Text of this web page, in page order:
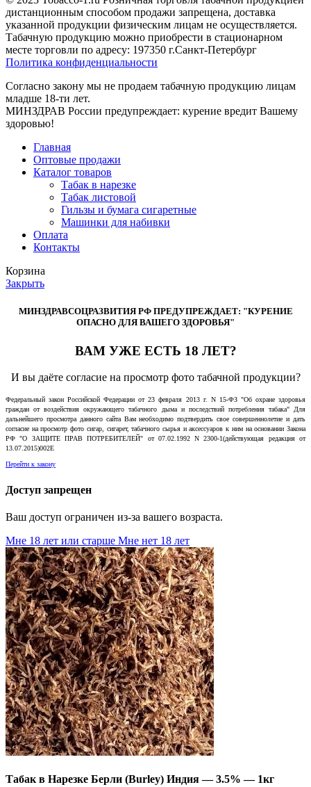
дистанционным способом продажи запрещена, доставка
указанной продукции физическим лицам не осуществляется.
Табачную продукцию можно приобрести в стационарном
месте торговли по адресу: 197350 г.Санкт-Петербург
Политика конфиденциальности
Согласно закону мы не продаем табачную продукцию лицам
младше 18-ти лет.
МИНЗДРАВ России предупреждает: курение вредит Вашему
здоровью!
Главная
Оптовые продажи
Каталог товаров
Табак в нарезке
Табак листовой
Гильзы и бумага сигаретные
Машинки для набивки
Оплата
Контакты
Корзина
Закрыть
МИНЗДРАВСОЦРАЗВИТИЯ РФ ПРЕДУПРЕЖДАЕТ: "КУРЕНИЕ
ОПАСНО ДЛЯ ВАШЕГО ЗДОРОВЬЯ"
ВАМ УЖЕ ЕСТЬ 18 ЛЕТ?
И вы даёте согласие на просмотр фото табачной продукции?
Федеральный закон Российской Федерации от 23 февраля 2013 г. N 15-ФЗ "Об охране здоровья
граждан от воздействия окружающего табачного дыма и последствий потребления табака" Для
дальнейшего просмотра данного сайта Вам необходимо подтвердить свое совершеннолетие и дать
согласие на просмотр фото сигар, сигарет, табачного сырья и аксессуаров к ним на основании Закона
РФ "О ЗАЩИТЕ ПРАВ ПОТРЕБИТЕЛЕЙ" от 07.02.1992 N 2300-1(действующая редакция от
13.07.2015)002E
Перейти к закону
Доступ запрещен
Ваш доступ ограничен из-за вашего возраста.
Мне 18 лет или старше Мне нет 18 лет
Табак в Нарезке Берли (Burley) Индия — 3.5% — 1кг